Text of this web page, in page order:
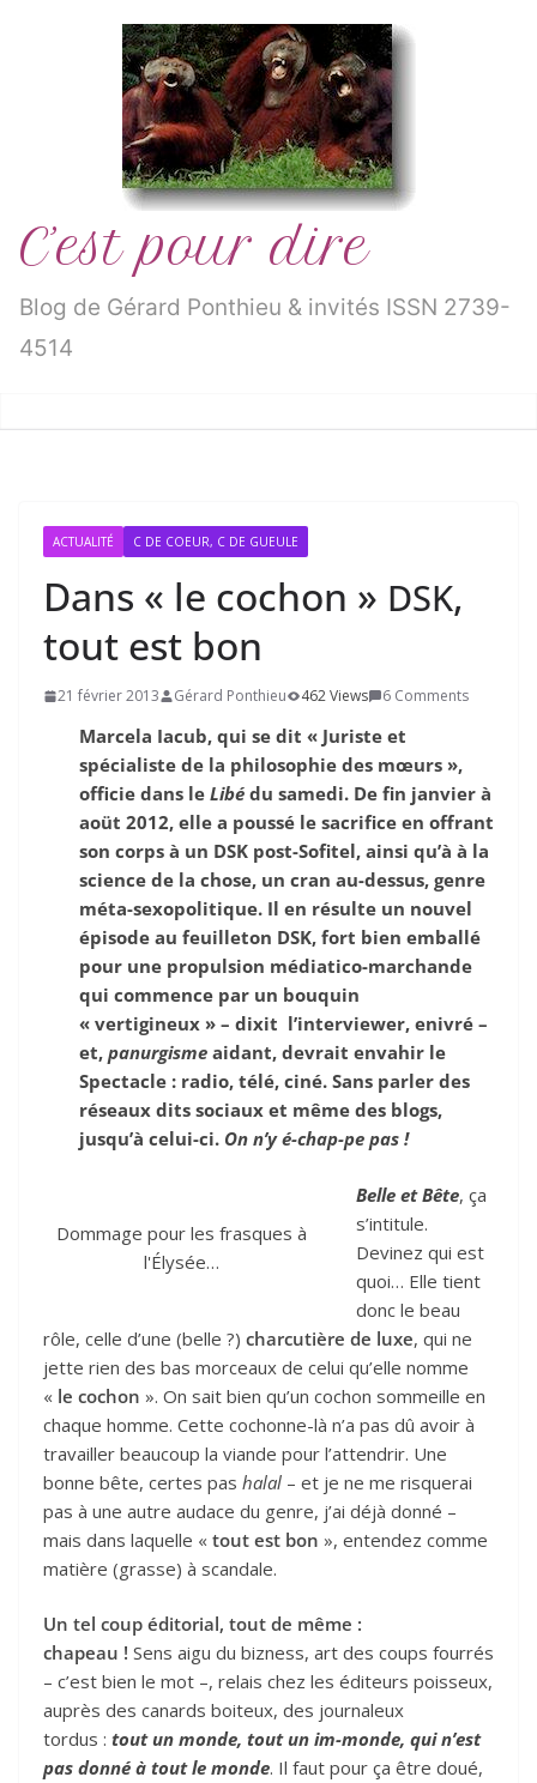
C’est pour dire
Blog de Gérard Ponthieu & invités ISSN 2739-
4514
ACTUALITÉ C DE COEUR, C DE GUEULE
Dans « le cochon » DSK,
tout est bon
21 février 2013 Gérard Ponthieu 462 Views 6 Comments
Marcela Iacub, qui se dit « Juriste et
spécialiste de la philosophie des mœurs »,
officie dans le Libé du samedi. De fin janvier à
aoüt 2012, elle a poussé le sacrifice en offrant
son corps à un DSK post-Sofitel, ainsi qu’à à la
science de la chose, un cran au-dessus, genre
méta-sexopolitique. Il en résulte un nouvel
épisode au feuilleton DSK, fort bien emballé
pour une propulsion médiatico-marchande
qui commence par un bouquin
« vertigineux » – dixit l’interviewer, enivré –
et, panurgisme aidant, devrait envahir le
Spectacle : radio, télé, ciné. Sans parler des
réseaux dits sociaux et même des blogs,
jusqu’à celui-ci. On n’y é-chap-pe pas !
Dommage pour les frasques à
l'Élysée…
Belle et Bête, ça
s’intitule.
Devinez qui est
quoi… Elle tient
donc le beau
rôle, celle d’une (belle ?) charcutière de luxe, qui ne
jette rien des bas morceaux de celui qu’elle nomme
« le cochon ». On sait bien qu’un cochon sommeille en
chaque homme. Cette cochonne-là n’a pas dû avoir à
travailler beaucoup la viande pour l’attendrir. Une
bonne bête, certes pas halal – et je ne me risquerai
pas à une autre audace du genre, j’ai déjà donné –
mais dans laquelle « tout est bon », entendez comme
matière (grasse) à scandale.
Un tel coup éditorial, tout de même :
chapeau ! Sens aigu du bizness, art des coups fourrés
– c’est bien le mot –, relais chez les éditeurs poisseux,
auprès des canards boiteux, des journaleux
tordus : tout un monde, tout un im-monde, qui n’est
pas donné à tout le monde. Il faut pour ça être doué,